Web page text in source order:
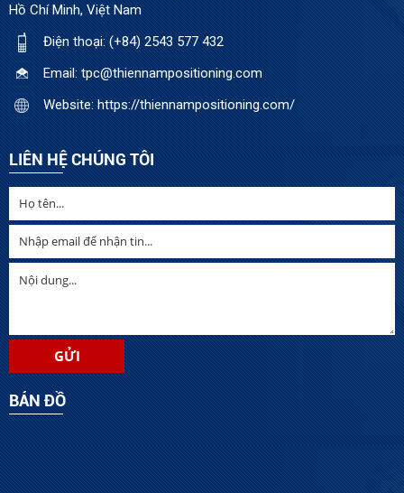
Hồ Chí Minh, Việt Nam
Điện thoại: (+84) 2543 577 432
Email: tpc@thiennampositioning.com
Website: https://thiennampositioning.com/
LIÊN HỆ CHÚNG TÔI
BẢN ĐỒ